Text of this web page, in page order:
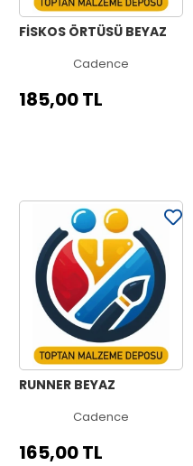
FİSKOS ÖRTÜSÜ BEYAZ
Cadence
185,00 TL
RUNNER BEYAZ
Cadence
165,00 TL